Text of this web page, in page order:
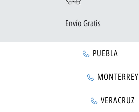
Envío Gratis
PUEBLA
MONTERREY
VERACRUZ